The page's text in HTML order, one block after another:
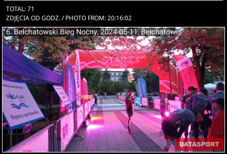
TOTAL: 71
ZDJĘCIA OD GODZ. / PHOTO FROM: 20:16:02